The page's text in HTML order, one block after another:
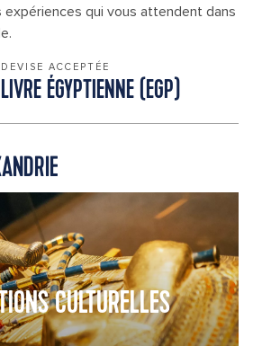
qui vous attendent dans
DEVISE ACCEPTÉE
LIVRE ÉGYPTIENNE (EGP)
CULTURELLES